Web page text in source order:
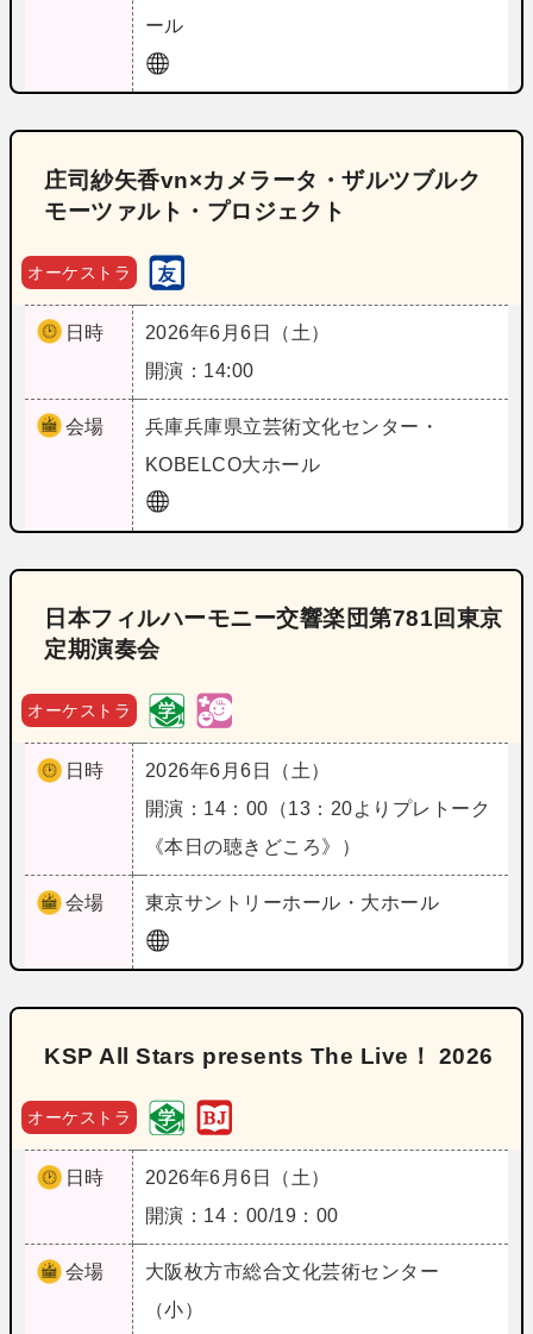
ール
庄司紗矢香vn×カメラータ・ザルツブルク
モーツァルト・プロジェクト
オーケストラ
日時
2026年6月6日（土）
開演：14:00
会場 兵庫兵庫県立芸術文化センター・
KOBELCO大ホール
日本フィルハーモニー交響楽団第781回東京
定期演奏会
オーケストラ
日時
2026年6月6日（土）
開演：14：00（13：20よりプレトーク
《本日の聴きどころ》）
会場 東京サントリーホール・大ホール
KSP All Stars presents The Live！ 2026
オーケストラ
日時
2026年6月6日（土）
開演：14：00/19：00
会場 大阪枚方市総合文化芸術センター
（小）